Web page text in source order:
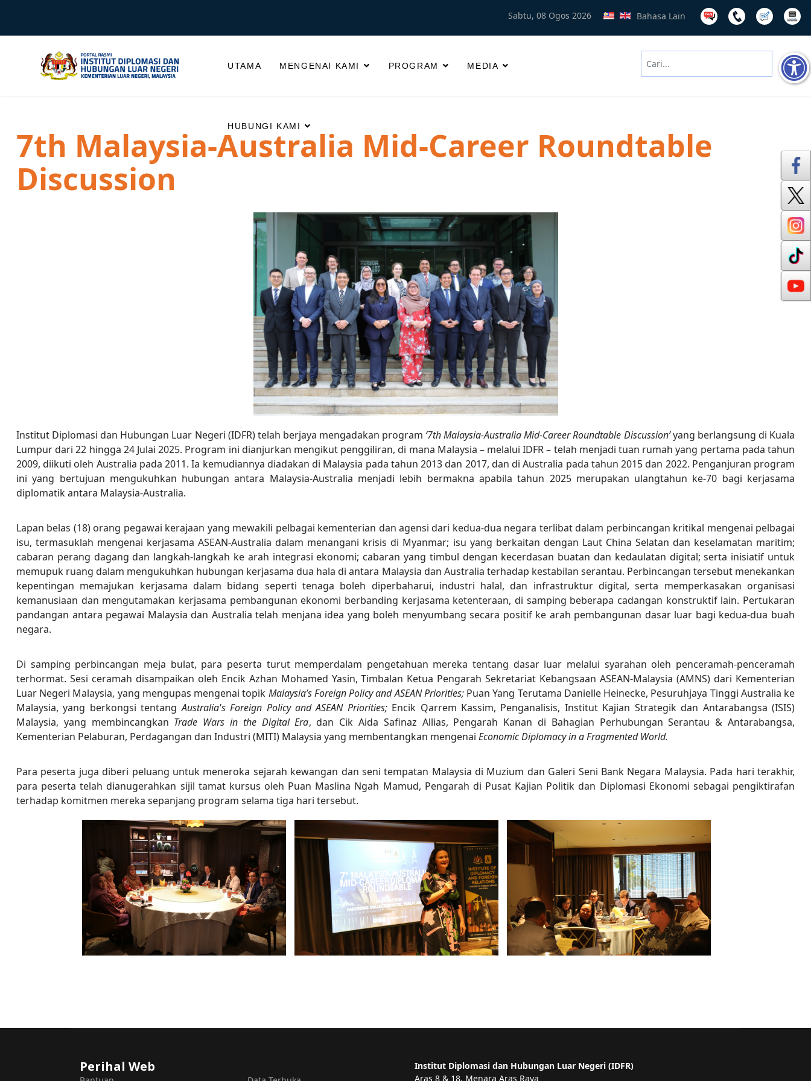
Sabtu, 08 Ogos 2026 Bahasa Lain
UTAMA MENGENAI KAMI PROGRAM MEDIA
HUBUNGI KAMI
Type 2 or more characters for
7th Malaysia-Australia Mid-Career Roundtable
Discussion
Institut Diplomasi dan Hubungan Luar Negeri (IDFR) telah berjaya mengadakan program ‘7th Malaysia-Australia Mid-Career Roundtable Discussion’yang berlangsung di Kuala
Lumpur dari 22 hingga 24 Julai 2025. Program ini dianjurkan mengikut penggiliran, di mana Malaysia – melalui IDFR – telah menjadi tuan rumah yang pertama pada tahun
2009, diikuti oleh Australia pada 2011. Ia kemudiannya diadakan di Malaysia pada tahun 2013 dan 2017, dan di Australia pada tahun 2015 dan 2022. Penganjuran program
ini yang bertujuan mengukuhkan hubungan antara Malaysia-Australia menjadi lebih bermakna apabila tahun 2025 merupakan ulangtahun ke-70 bagi kerjasama
diplomatik antara Malaysia-Australia.
Lapan belas (18) orang pegawai kerajaan yang mewakili pelbagai kementerian dan agensi dari kedua-dua negara terlibat dalam perbincangan kritikal mengenai pelbagai
isu, termasuklah mengenai kerjasama ASEAN-Australia dalam menangani krisis di Myanmar; isu yang berkaitan dengan Laut China Selatan dan keselamatan maritim;
cabaran perang dagang dan langkah-langkah ke arah integrasi ekonomi; cabaran yang timbul dengan kecerdasan buatan dan kedaulatan digital; serta inisiatif untuk
memupuk ruang dalam mengukuhkan hubungan kerjasama dua hala di antara Malaysia dan Australia terhadap kestabilan serantau. Perbincangan tersebut menekankan
kepentingan memajukan kerjasama dalam bidang seperti tenaga boleh diperbaharui, industri halal, dan infrastruktur digital, serta memperkasakan organisasi
kemanusiaan dan mengutamakan kerjasama pembangunan ekonomi berbanding kerjasama ketenteraan, di samping beberapa cadangan konstruktif lain. Pertukaran
pandangan antara pegawai Malaysia dan Australia telah menjana idea yang boleh menyumbang secara positif ke arah pembangunan dasar luar bagi kedua-dua buah
negara.
Di samping perbincangan meja bulat, para peserta turut memperdalam pengetahuan mereka tentang dasar luar melalui syarahan oleh penceramah-penceramah
terhormat. Sesi ceramah disampaikan oleh Encik Azhan Mohamed Yasin, Timbalan Ketua Pengarah Sekretariat Kebangsaan ASEAN-Malaysia (AMNS) dari Kementerian
Luar Negeri Malaysia, yang mengupas mengenai topik Malaysia’s Foreign Policy and ASEAN Priorities;Puan Yang Terutama Danielle Heinecke, Pesuruhjaya Tinggi Australia ke
Malaysia, yang berkongsi tentangAustralia's Foreign Policy and ASEAN Priorities;Encik Qarrem Kassim, Penganalisis, Institut Kajian Strategik dan Antarabangsa (ISIS)
Malaysia, yang membincangkan Trade Wars in the Digital Era, dan Cik Aida Safinaz Allias, Pengarah Kanan di Bahagian Perhubungan Serantau & Antarabangsa,
Kementerian Pelaburan, Perdagangan dan Industri (MITI) Malaysia yang membentangkan mengenai Economic Diplomacy in a Fragmented World.
Para peserta juga diberi peluang untuk meneroka sejarah kewangan dan seni tempatan Malaysia di Muzium dan Galeri Seni Bank Negara Malaysia. Pada hari terakhir,
para peserta telah dianugerahkan sijil tamat kursus oleh Puan Maslina Ngah Mamud, Pengarah di Pusat Kajian Politik dan Diplomasi Ekonomi sebagai pengiktirafan
terhadap komitmen mereka sepanjang program selama tiga hari tersebut.
Perihal Web
Institut Diplomasi dan Hubungan Luar Negeri (IDFR)
Aras 8 & 18, Menara Aras Raya